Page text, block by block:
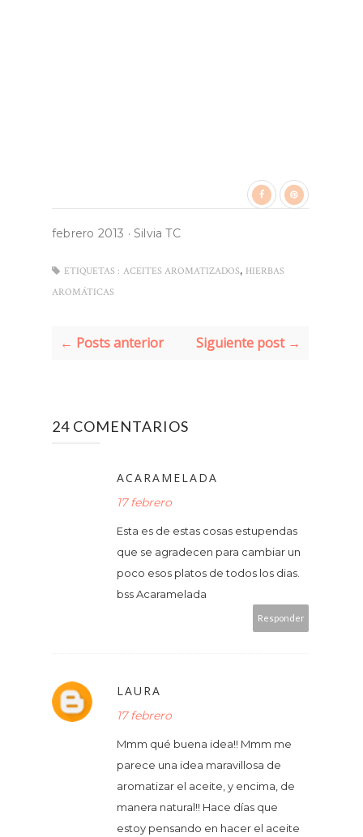
febrero 2013 · Silvia TC
ETIQUETAS : ACEITES AROMATIZADOS, HIERBAS
AROMÁTICAS
← Posts anterior Siguiente post →
24 COMENTARIOS
ACARAMELADA
17 febrero
Esta es de estas cosas estupendas
que se agradecen para cambiar un
poco esos platos de todos los dias.
bss Acaramelada
Responder
LAURA
17 febrero
Mmm qué buena idea!! Mmm me
parece una idea maravillosa de
aromatizar el aceite, y encima, de
manera natural!! Hace días que
estoy pensando en hacer el aceite